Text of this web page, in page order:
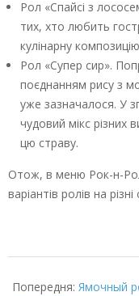
Рол «Спайсі з
тих, хто любить
кулінарну
Рол «Супер сир».
поєднанням рису з
уже зазначалося. У
чудовий мікс різних
цю страву.
Отож, в меню Рок-н-
варіантів ролів на
03-
Попередня: Ямочный